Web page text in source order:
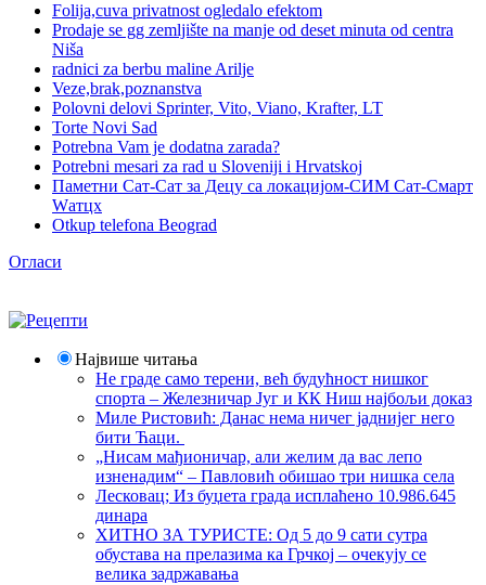
Folija,cuva privatnost ogledalo efektom
Prodaje se gg zemljište na manje od deset minuta od centra
Niša
radnici za berbu maline Arilje
Veze,brak,poznanstva
Polovni delovi Sprinter, Vito, Viano, Krafter, LT
Torte Novi Sad
Potrebna Vam je dodatna zarada?
Potrebni mesari za rad u Sloveniji i Hrvatskoj
Паметни Сат-Сат за Децу са локацијом-СИМ Сат-Смарт
Wатцх
Otkup telefona Beograd
Огласи
Највише читања
Не граде само терени, већ будућност нишког
спорта – Железничар Југ и КК Ниш најбољи доказ
Миле Ристовић: Данас нема ничег јаднијег него
бити Ћаци.
„Нисам мађионичар, али желим да вас лепо
изненадим“ – Павловић обишао три нишка села
Лесковац; Из буџета града исплаћено 10.986.645
динара
ХИТНО ЗА ТУРИСТЕ: Од 5 до 9 сати сутра
обустава на прелазима ка Грчкој – очекују се
велика задржавања